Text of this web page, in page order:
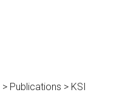
> Publications > KSI